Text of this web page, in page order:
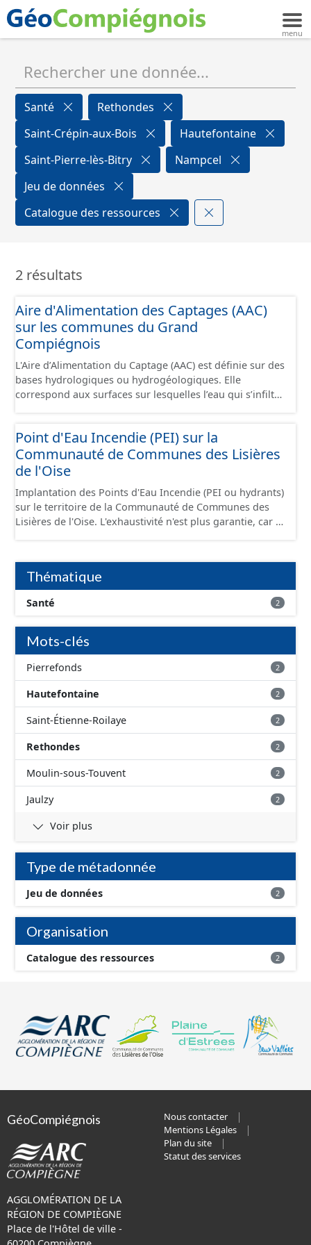
Santé
Rethondes
Saint-Crépin-aux-Bois
Hautefontaine
Saint-Pierre-lès-Bitry
Nampcel
Jeu de données
Catalogue des ressources
2 résultats
Aire d'Alimentation des Captages (AAC)
sur les communes du Grand
Compiégnois
L'Aire d’Alimentation du Captage (AAC) est définie sur des
bases hydrologiques ou hydrogéologiques. Elle
correspond aux surfaces sur lesquelles l’eau qui s’infiltre
correspond : - pour un ouvrage de prélèvement destiné
à l'eau potable en eau superficielle : au sous-bassin
versant situé en amont de la ou des prises d’eau
l'apport d'eau souterraine externe à ce bassin versant
(ex: nappe de socle ou nappe d'accompagnement des
cours d'eau), - pour un ouvrage de prélèvement destiné
la surface du sol qui contribuent à l’alimentation du
captage). Les notions d’« aire d’alimentation » et de «
bassin d’alimentation » de captages (AAC, BAC) sont ici
correspond aux périmètres administratifs des AAC et
aux périmètres des sous-secteurs des aires de Baugy et
des Hospices.
Point d'Eau Incendie (PEI) sur la
Communauté de Communes des Lisières
de l'Oise
Implantation des Points d'Eau Incendie (PEI ou hydrants)
sur le territoire de la Communauté de Communes des
Lisières de l'Oise. L'exhaustivité n'est plus garantie, car il
2020.
Thématique
Santé 2
Mots-clés
Pierrefonds 2
Hautefontaine 2
Saint-Étienne-Roilaye 2
Rethondes 2
Moulin-sous-Touvent 2
Jaulzy 2
Voir plus
Type de métadonnée
Jeu de données 2
Organisation
Catalogue des ressources 2
GéoCompiégnois
AGGLOMÉRATION DE LA
RÉGION DE COMPIÈGNE
Place de l'Hôtel de ville -
Nous contacter
Mentions Légales
Plan du site
Statut des services